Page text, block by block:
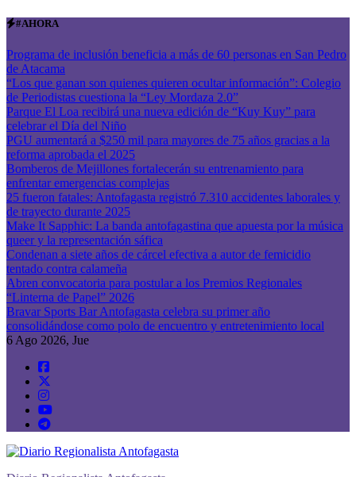
Saltar
contenido
#AHORA
Programa de inclusión beneficia a más de 60 personas en San Pedro
de Atacama
“Los que ganan son quienes quieren ocultar información”: Colegio
de Periodistas cuestiona la “Ley Mordaza 2.0”
Parque El Loa recibirá una nueva edición de “Kuy Kuy” para
celebrar el Día del Niño
PGU aumentará a $250 mil para mayores de 75 años gracias a la
reforma aprobada el 2025
Bomberos de Mejillones fortalecerán su entrenamiento para
enfrentar emergencias complejas
25 fueron fatales: Antofagasta registró 7.310 accidentes laborales y
de trayecto durante 2025
Make It Sapphic: La banda antofagastina que apuesta por la música
queer y la representación sáfica
Condenan a siete años de cárcel efectiva a autor de femicidio
tentado contra calameña
Abren convocatoria para postular a los Premios Regionales
“Linterna de Papel” 2026
Bravar Sports Bar Antofagasta celebra su primer año
consolidándose como polo de encuentro y entretenimiento local
6 Ago 2026, Jue